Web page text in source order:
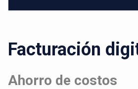
Facturación
Ahorro de costos